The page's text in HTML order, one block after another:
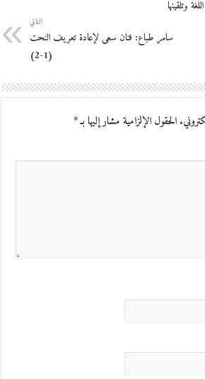
وتلقينها
التالي
سامر طباع: فنان سعى لإعادة تعريف النحت
(1-2)
الحقول الإلزامية مشار إليها بـ*